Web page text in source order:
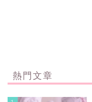
熱門文章